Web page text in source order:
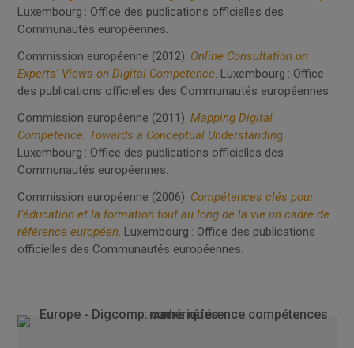
Luxembourg : Office des publications officielles des
Communautés européennes.
Commission européenne (2012). Online Consultation on
Experts’ Views on Digital Competence. Luxembourg : Office
des publications officielles des Communautés européennes.
Commission européenne (2011).Mapping Digital
Competence: Towards a Conceptual Understanding.
Luxembourg : Office des publications officielles des
Communautés européennes.
Commission européenne (2006). Compétences clés pour
l’éducation et la formation tout au long de la vie un cadre de
référence européen. Luxembourg : Office des publications
officielles des Communautés européennes.